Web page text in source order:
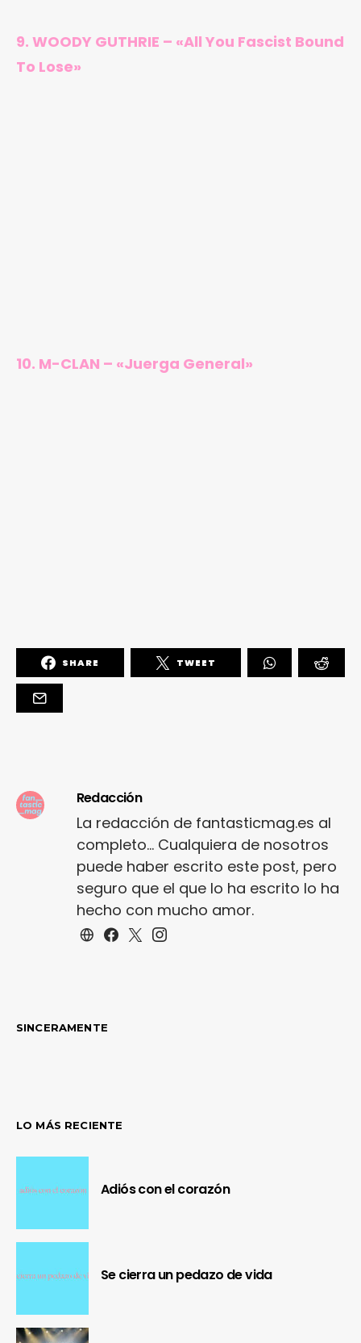
9. WOODY GUTHRIE – «All You Fascist Bound
To Lose»
10. M-CLAN – «Juerga General»
SHARE TWEET
Redacción
La redacción de fantasticmag.es al
completo... Cualquiera de nosotros
puede haber escrito este post, pero
seguro que el que lo ha escrito lo ha
hecho con mucho amor.
SINCERAMENTE
LO MÁS RECIENTE
Adiós con el corazón
Se cierra un pedazo de vida